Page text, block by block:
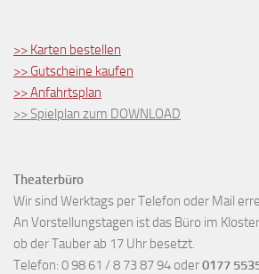
>> Karten bestellen
>> Gutscheine kaufen
>> Anfahrtsplan
>> Spielplan zum DOWNLOAD
Theaterbüro
Wir sind Werktags per Telefon oder Mail
An Vorstellungstagen ist das Büro im
ob der Tauber ab 17 Uhr besetzt.
Telefon: 0 98 61 / 8 73 87 94 oder0177